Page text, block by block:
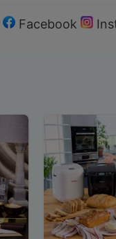
Facebook